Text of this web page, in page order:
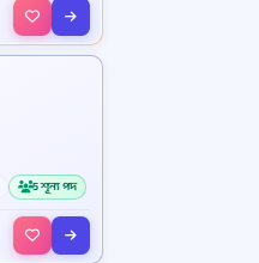
5 শূন্য পদ